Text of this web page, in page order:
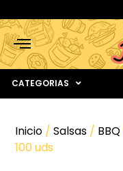
CATEGORIAS
Inicio /Salsas / BBQ
100 uds